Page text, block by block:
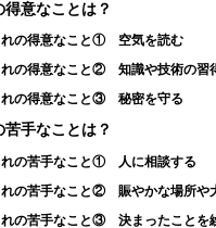
意なことは？
れの得意なこと① 空気を読む
れの得意なこと② 知識や技術の習
れの得意なこと③ 秘密を守る
手なことは？
れの苦手なこと① 人に相談する
れの苦手なこと② 賑やかな場所や
れの苦手なこと③ 決まったことを